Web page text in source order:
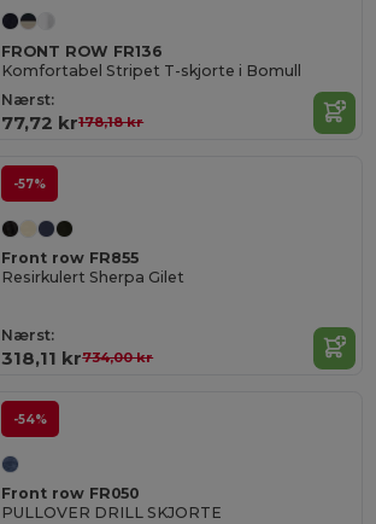
FRONT ROW FR136
Komfortabel Stripet T-skjorte i Bomull
Nærst:
77,72 kr178,18 kr
-57%
Front row FR855
Resirkulert Sherpa Gilet
Nærst:
318,11 kr734,00 kr
-54%
Front row FR050
PULLOVER DRILL SKJORTE